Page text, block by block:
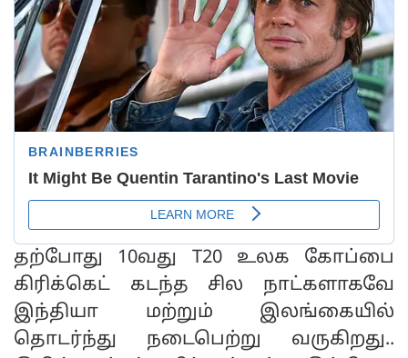
தற்போது 10வது T20 உலக கோப்பை
கிரிக்கெட் கடந்த சில நாட்களாகவே
இந்தியா மற்றும் இலங்கையில்
தொடர்ந்து நடைபெற்று வருகிறது..